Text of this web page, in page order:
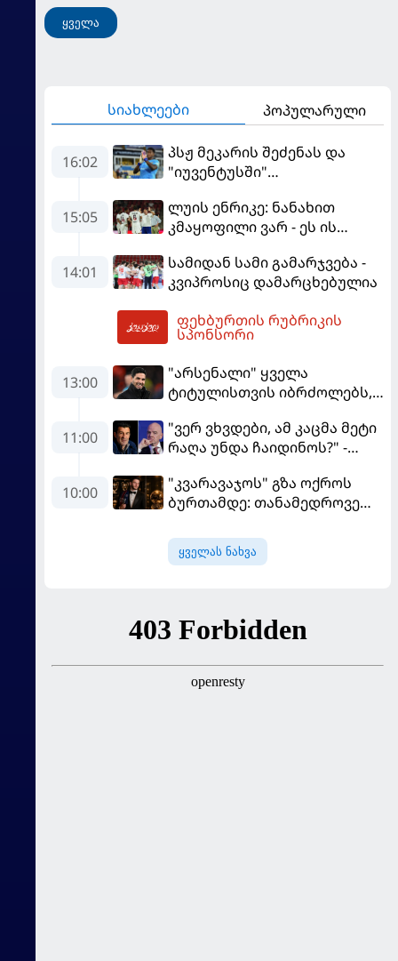
ყველა
სიახლეები პოპულარული
16:02
პსჟ მეკარის შეძენას და
"იუვენტუსში"
15:05
ლუის ენრიკე: ნანახით
კმაყოფილი ვარ - ეს ის
გვინდოდა
14:01
სამიდან სამი გამარჯვება -
კვიპროსიც დამარცხებულია
ფეხბურთის რუბრიკის
სპონსორი
13:00
"არსენალი" ყველა
ტიტულისთვის იბრძოლებს,
გვსურს" - მიკელ არტეტა
11:00
"ვერ ვხვდები, ამ კაცმა მეტი
რაღა უნდა ჩაიდინოს?" -
გადადგომას მოითხოვს
10:00
"კვარავაჯოს" გზა ოქროს
ბურთამდე: თანამედროვე
ყველას ნახვა